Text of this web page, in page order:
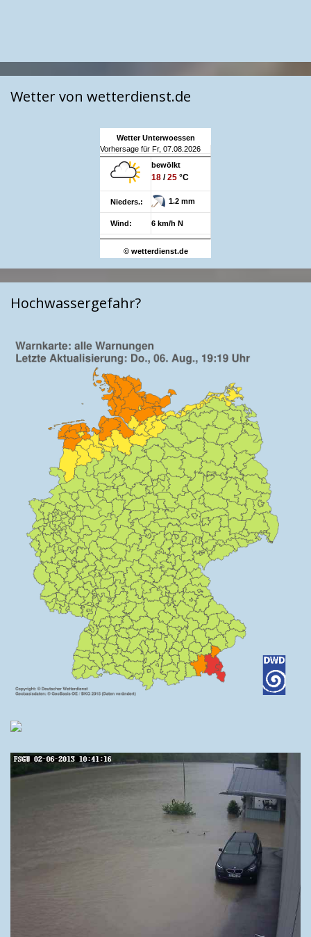
Wetter von wetterdienst.de
Wetter Unterwoessen
Vorhersage für Fr, 07.08.2026
bewölkt
18 /25 °C
Nieders.: 1.2 mm
Wind: 6 km/h N
© wetterdienst.de
Hochwassergefahr?